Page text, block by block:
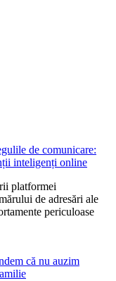
de comunicare:
inteligenți online
platformei
de adresări ale
periculoase
că nu auzim